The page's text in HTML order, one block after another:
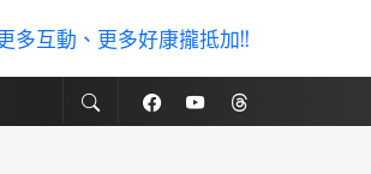
多互動、更多好康攏抵加!!